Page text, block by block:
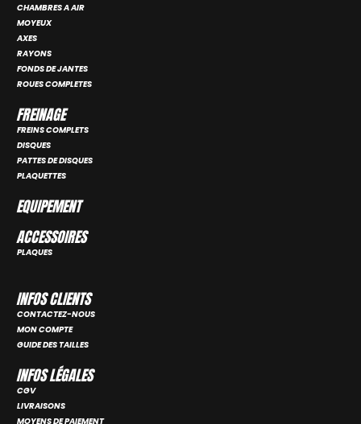
CHAMBRES A AIR
MOYEUX
AXES
RAYONS
FONDS DE JANTES
ROUES COMPLETES
FREINAGE
FREINS COMPLETS
DISQUES
PATTES DE DISQUES
PLAQUETTES
EQUIPEMENT
ACCESSOIRES
PLAQUES
INFOS CLIENTS
CONTACTEZ-NOUS
MON COMPTE
GUIDE DES TAILLES
INFOS LÉGALES
CGV
LIVRAISONS
MOYENS DE PAIEMENT